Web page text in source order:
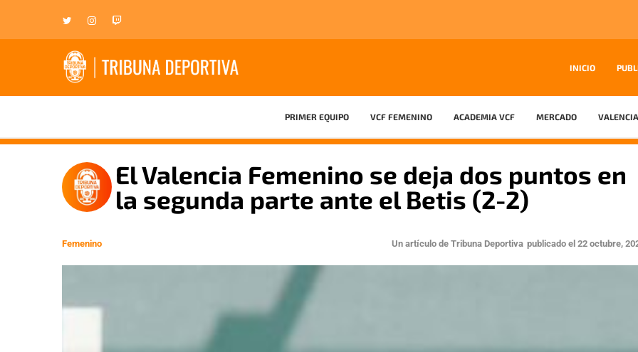
INICIO
PRIMER EQUIPO VCF FEMENINO ACADEMIA VCF MERCADO
El Valencia Femenino se deja dos puntos en
la segunda parte ante el Betis (2-2)
Femenino Un artículo de Tribuna Deportiva publicado el 22 octubre,